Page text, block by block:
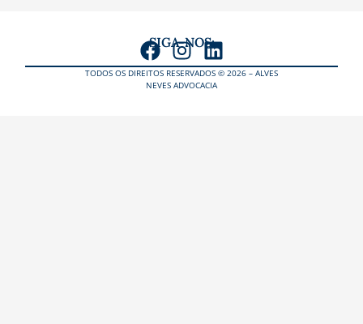
SIGA-NOS:
TODOS OS DIREITOS RESERVADOS © 2026 – ALVES
NEVES ADVOCACIA